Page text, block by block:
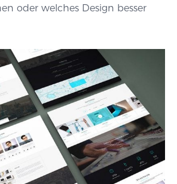
oder welches Design besser